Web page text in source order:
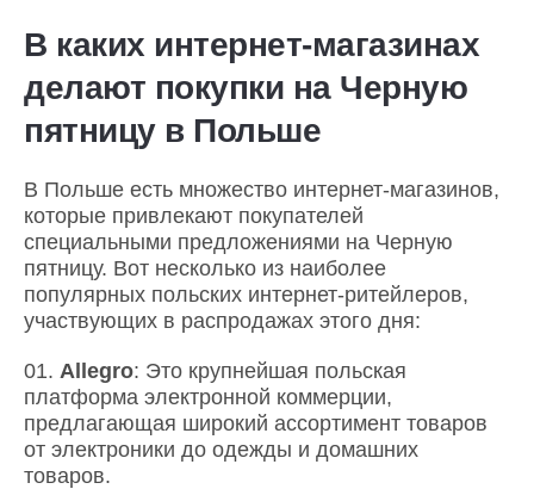
В каких интернет-магазинах
делают покупки на Черную
пятницу в Польше
В Польше есть множество интернет-магазинов,
которые привлекают покупателей
специальными предложениями на Черную
пятницу. Вот несколько из наиболее
популярных польских интернет-ритейлеров,
участвующих в распродажах этого дня:
Allegro: Это крупнейшая польская
платформа электронной коммерции,
предлагающая широкий ассортимент товаров
от электроники до одежды и домашних
товаров.